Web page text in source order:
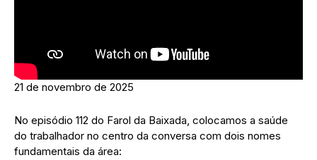
21 de novembro de 2025
No episódio 112 do Farol da Baixada, colocamos a saúde
do trabalhador no centro da conversa com dois nomes
fundamentais da área: